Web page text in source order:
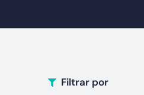
Filtrar por